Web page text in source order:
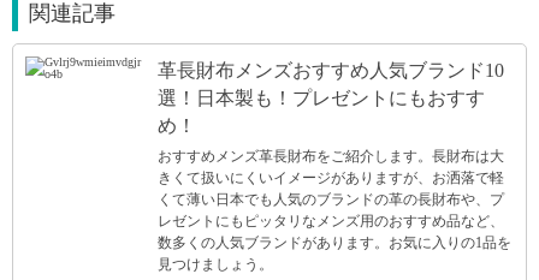
関連記事
革長財布メンズおすすめ人気ブランド10
選！日本製も！プレゼントにもおすす
め！
おすすめメンズ革長財布をご紹介します。長財布は大
きくて扱いにくいイメージがありますが、お洒落で軽
くて薄い日本でも人気のブランドの革の長財布や、プ
レゼントにもピッタリなメンズ用のおすすめ品など、
数多くの人気ブランドがあります。お気に入りの1品を
見つけましょう。